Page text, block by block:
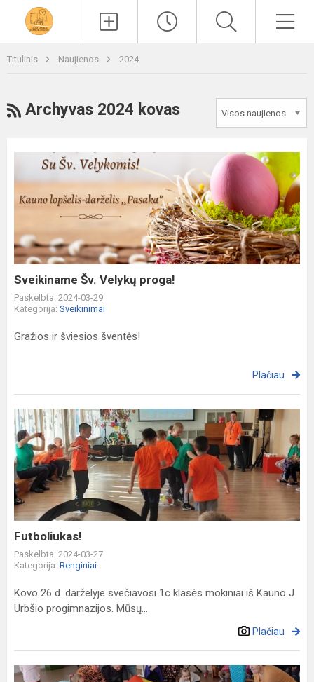
Titulinis Naujienos 2024
RSS
Archyvas 2024 kovas
Sveikiname
Šv.
Velykų
Sveikiname Šv. Velykų proga!
Paskelbta: 2024-03-29
Kategorija: Sveikinimai
Gražios ir šviesios šventės!
Plačiau
Futboliukas!
Futboliukas!
Paskelbta: 2024-03-27
Kategorija: Renginiai
Kovo 26 d. darželyje svečiavosi 1c klasės mokiniai iš Kauno J.
Urbšio progimnazijos. Mūsų...
Plačiau
Pasaulinė